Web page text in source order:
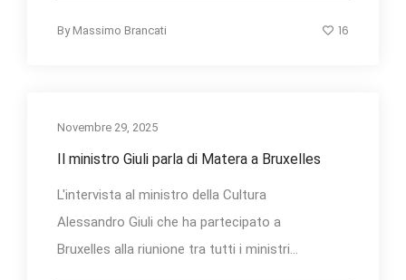
By Massimo Brancati 16
Novembre 29, 2025
Il ministro Giuli parla di Matera a Bruxelles
L'intervista al ministro della Cultura
Alessandro Giuli che ha partecipato a
Bruxelles alla riunione tra tutti i ministri...